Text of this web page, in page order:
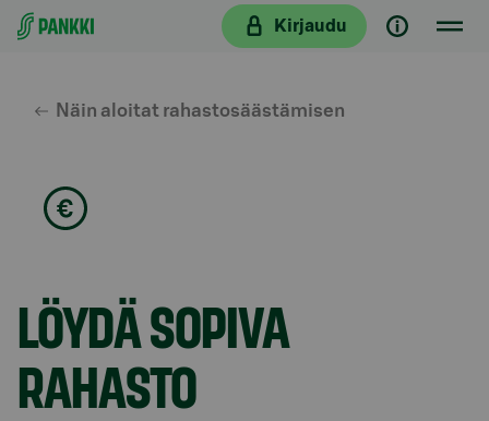
Siirry suoraan sisältöön
Kirjaudu
Näin aloitat rahastosäästämisen
LÖYDÄ SOPIVA
RAHASTO